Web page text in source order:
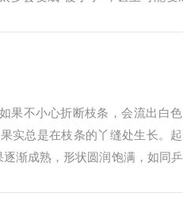
果不小心折断枝条，会流出白
实总是在枝条的丫缝处生长。
渐成熟，形状圆润饱满，如同乒